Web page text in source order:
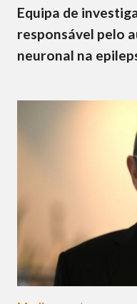
Equipa de
responsável pelo
neuronal na